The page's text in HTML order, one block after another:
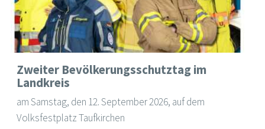
Zweiter Bevölkerungsschutztag im
Landkreis
am Samstag, den 12. September 2026, auf dem
Volksfestplatz Taufkirchen